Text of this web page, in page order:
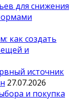
для снижения
как создать
и
источник
27.07.2026
и покупка